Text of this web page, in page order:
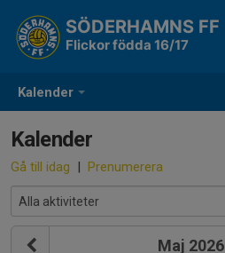
Kalender
SÖDERHAMNS FF
Flickor födda 16/17
Kalender
Gå till idag | Prenumerera
Maj 2026